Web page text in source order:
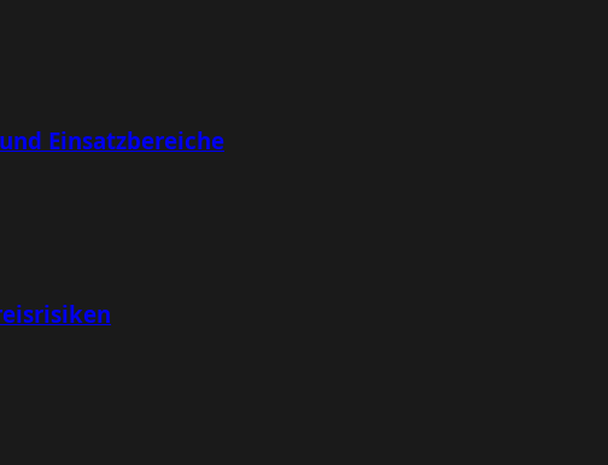
Einsatzbereiche